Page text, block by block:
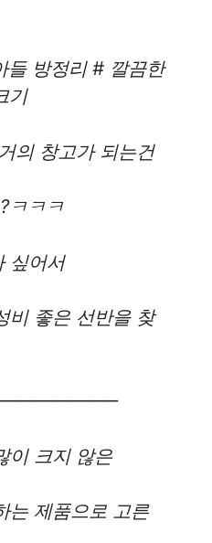
방정리 # 깔끔한
기
의 창고가 되는건
ㅋㅋㅋ
싶어서
비 좋은 선반을 찾
이 크지 않은
는 제품으로 고른